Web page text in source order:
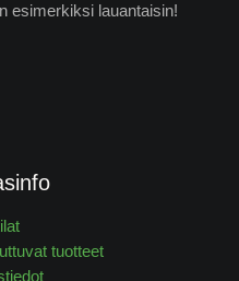
esimerkiksi lauantaisin!
tuotteet